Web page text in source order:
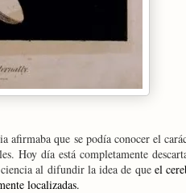
afirmaba que se podía conocer el
Hoy día está completamente
al difundir la idea de queel
localizadas.